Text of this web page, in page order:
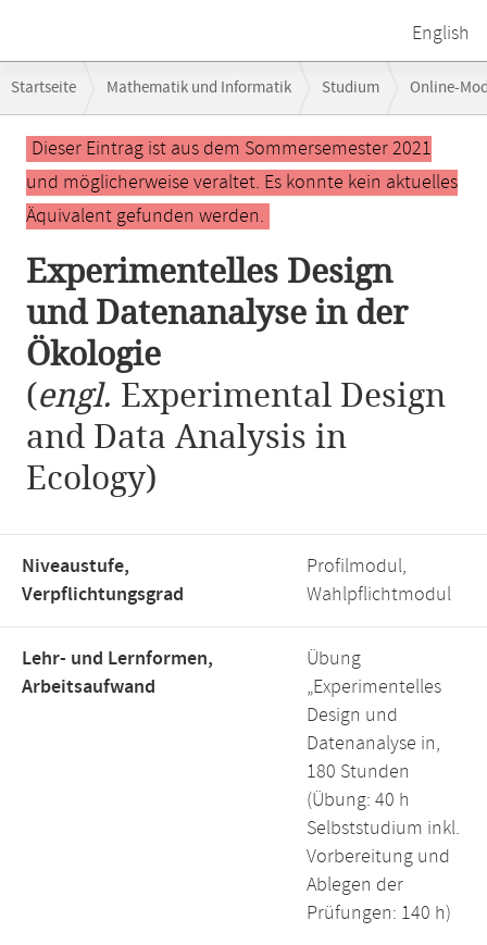
English
Navigation
Startseite Mathematik und Informatik Studium Online-
Experimentelles Design und Datenanalyse in der Ökologie
Hauptinhalt
Dieser Eintrag ist aus dem Sommersemester 2021
und möglicherweise veraltet. Es konnte kein aktuelles
Äquivalent gefunden werden.
Experimentelles Design
und Datenanalyse in der
Ökologie
(engl. Experimental Design
and Data Analysis in
Ecology)
Niveaustufe,
Verpflichtungsgrad
Profilmodul,
Wahlpflichtmodul
Lehr- und Lernformen,
Arbeitsaufwand
Übung
„Experimentelles
Design und
Datenanalyse in,
180 Stunden
(Übung: 40 h
Selbststudium inkl.
Vorbereitung und
Ablegen der
Prüfungen: 140 h)